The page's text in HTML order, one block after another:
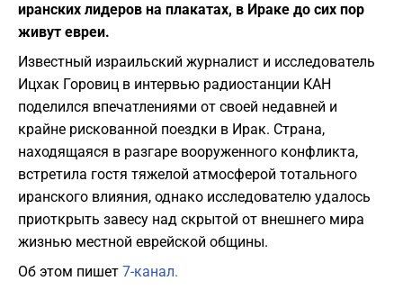
иранских лидеров на плакатах, в Ираке до сих пор
живут евреи.
Известный израильский журналист и исследователь
Ицхак Горовиц в интервью радиостанции КАН
поделился впечатлениями от своей недавней и
крайне рискованной поездки в Ирак. Страна,
находящаяся в разгаре вооруженного конфликта,
встретила гостя тяжелой атмосферой тотального
иранского влияния, однако исследователю удалось
приоткрыть завесу над скрытой от внешнего мира
жизнью местной еврейской общины.
Об этом пишет 7-канал.